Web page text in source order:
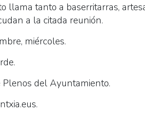
llama tanto a baserritarras,
a la citada reunión.
miércoles.
Plenos del Ayuntamiento.